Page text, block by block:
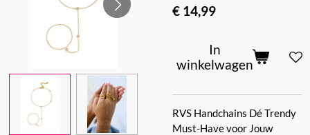
€ 14,99
In
winkelwagen
RVS Handchains Dé Trendy
Must-Have voor Jouw